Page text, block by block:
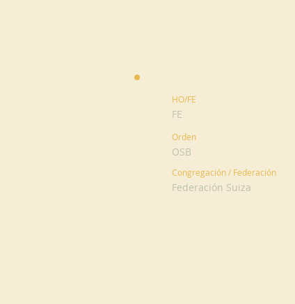
HO/FE
FE
Orden
OSB
Congregación / Federación
Federación Suiza